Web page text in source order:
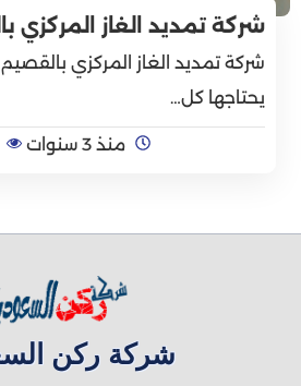
شركة تمديد الغاز المركزي
شركة تمديد الغاز المركزي
يحتاجها كل…
منذ 3 سنوات
شركة ركن